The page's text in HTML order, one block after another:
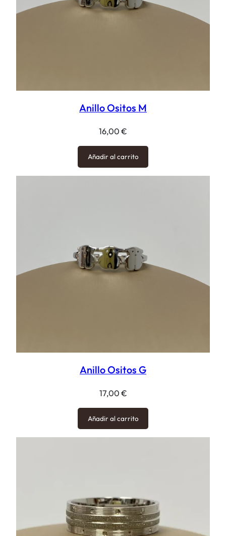
Anillo Ositos M
16,00 €
Añadir al carrito
Anillo Ositos G
17,00 €
Añadir al carrito